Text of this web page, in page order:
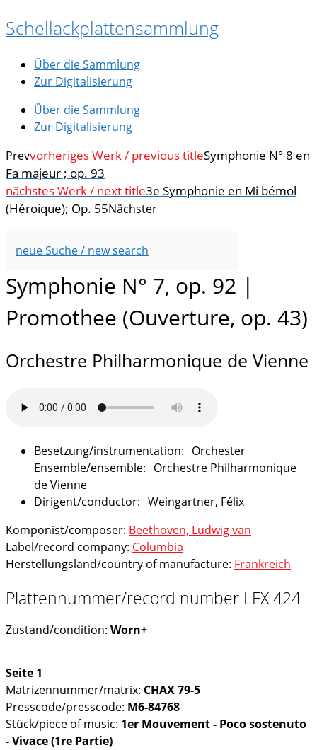
Zum
Inhalt
springen
Schellackplattensammlung
Über die Sammlung
Zur Digitalisierung
Über die Sammlung
Zur Digitalisierung
Prevvorheriges Werk / previous titleSymphonie N° 8 en
Fa majeur ; op. 93
nächstes Werk / next title3e Symphonie en Mi bémol
(Héroique); Op. 55Nächster
neue Suche / new search
Symphonie N° 7, op. 92 |
Promothee (Ouverture, op. 43)
Orchestre Philharmonique de Vienne
Orchester
Orchestre Philharmonique
de Vienne
Weingartner, Félix
Komponist/composer: Beethoven, Ludwig van
Label/record company: Columbia
Herstellungsland/country of manufacture: Frankreich
Plattennummer/record number LFX 424
Zustand/condition: Worn+
Seite 1
Matrizennummer/matrix: CHAX 79-5
Presscode/presscode: M6-84768
Stück/piece of music: 1er Mouvement - Poco sostenuto
- Vivace (1re Partie)